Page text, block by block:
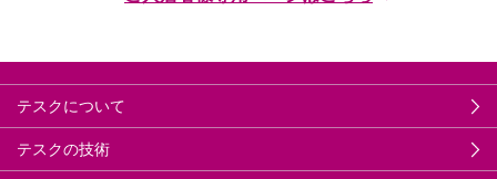
テスクについて
テスクの技術